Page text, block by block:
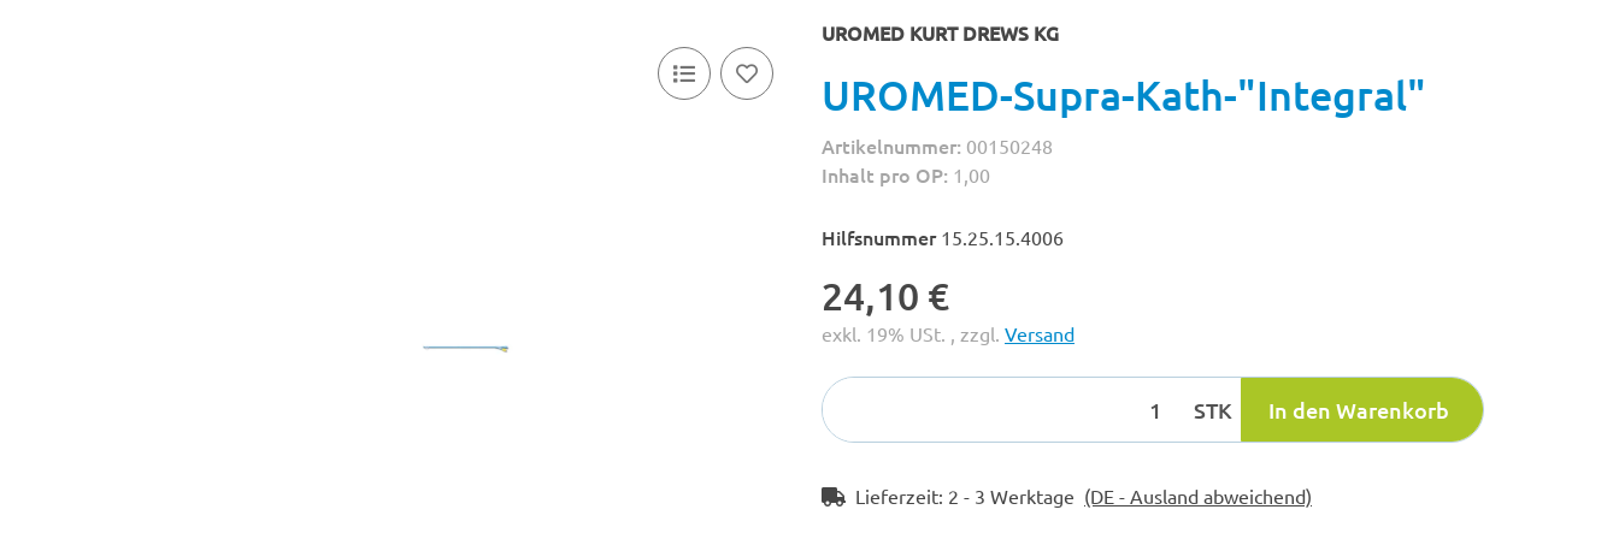
UROMED KURT DREWS KG
UROMED-Supra-Kath-"Integral"
Artikelnummer: 00150248
Inhalt pro OP: 1,00
Hilfsnummer 15.25.15.4006
24,10 €
exkl. 19% USt. , zzgl. Versand
STK In den Warenkorb
Lieferzeit: 2 - 3 Werktage (DE - Ausland abweichend)